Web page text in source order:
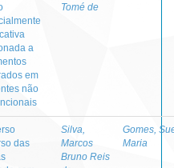
a
em
não
Tomé de
das
Silva,
Marcos
Bruno Reis
Gomes,
Maria